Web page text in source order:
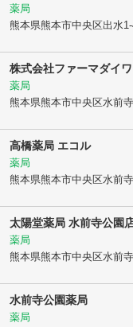
薬局
熊本県熊本市中央区出水
株式会社ファーマダイ
薬局
熊本県熊本市中央区水前
高橋薬局 エコル
薬局
熊本県熊本市中央区水前
太陽堂薬局 水前寺公園
薬局
熊本県熊本市中央区水前
水前寺公園薬局
薬局